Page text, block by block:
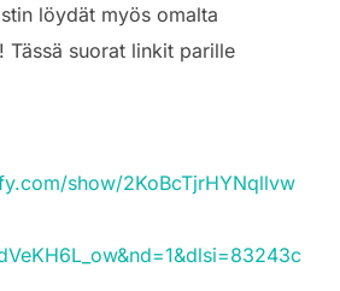
löydät myös omalta
Tässä suorat linkit parille
show/2KoBcTjrHYNqllvw